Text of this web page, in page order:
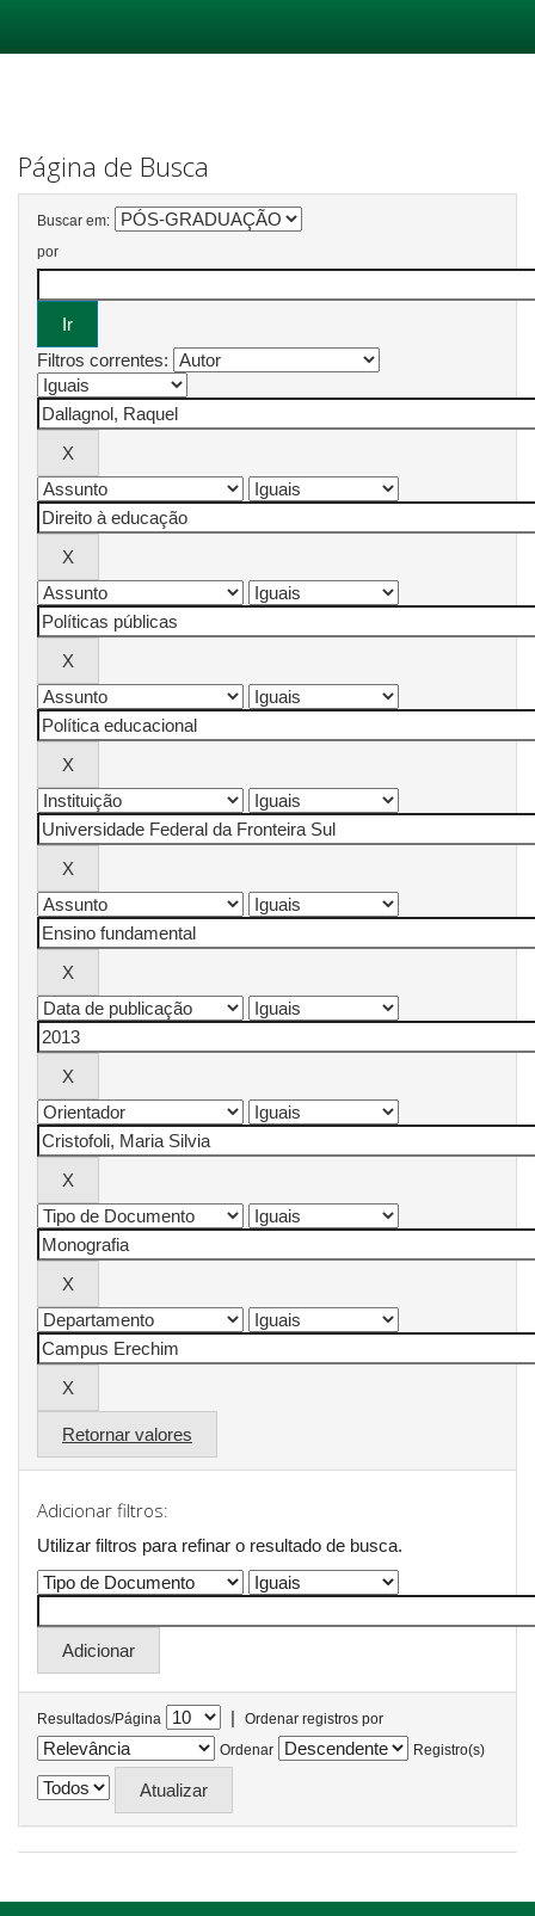
Página de Busca
Buscar em:
por
Filtros correntes:
Retornar valores
Adicionar filtros:
Utilizar filtros para refinar o resultado de busca.
Resultados/Página |
Ordenar registros por
Ordenar
Registro(s)